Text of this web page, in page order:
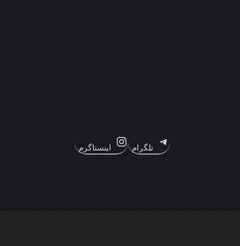
تلگرام اینستاگرم